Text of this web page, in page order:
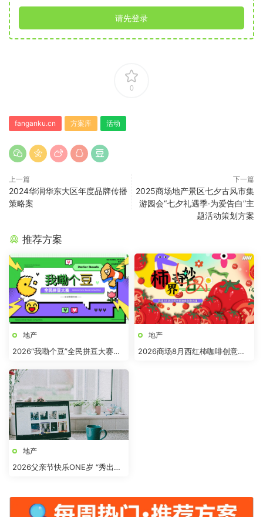
请先登录
0
fanganku.cn 方案库 活动
上一篇
2024华润华东大区年度品牌传播
策略案
下一篇
2025商场地产景区七夕古风市集
游园会“七夕礼遇季·为爱告白”主
题活动策划方案
推荐方案
地产
2026“我嘞个豆”全民拼豆大赛主
地产
2026商场8月西红柿咖啡创意市
地产
2026父亲节快乐ONE岁 “秀出爸